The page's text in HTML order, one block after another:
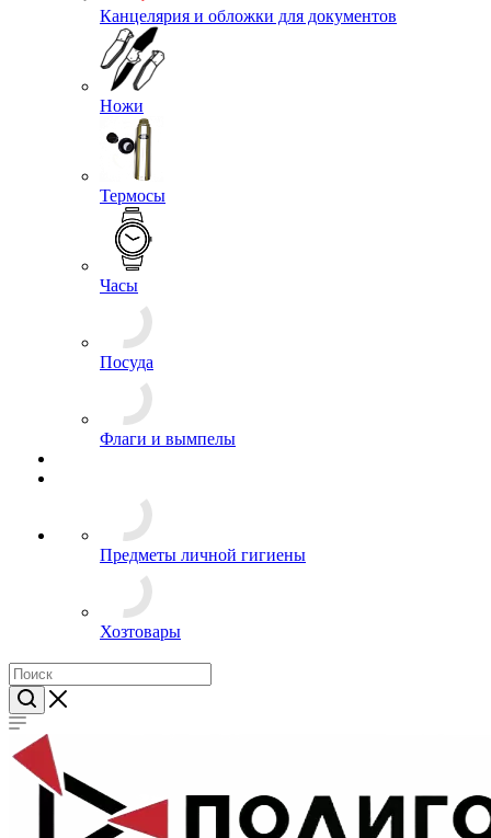
Брелоки
Канцелярия и обложки для документов
Ножи
Флаги и вымпелы
Предметы личной гигиены